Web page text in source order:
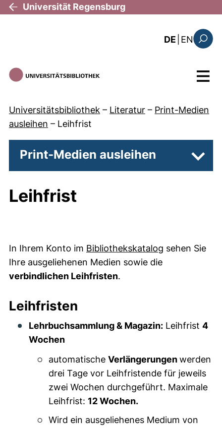
Direkt zum Inhalt
Universität Regensburg
DE EN: this
Menü
Universitätsbibliothek – Literatur – Print-Medien
ausleihen – Leihfrist
Print-Medien ausleihen
Leihfrist
In Ihrem Konto im Bibliothekskatalog (externer
sehen Sie
Ihre ausgeliehenen Medien sowie die
verbindlichen Leihfristen.
Leihfristen
Lehrbuchsammlung & Magazin: Leihfrist 4
Wochen
automatische Verlängerungenwerden
drei Tage vor Leihfristende für jeweils
zwei Wochen durchgeführt. Maximale
Leihfrist: 12 Wochen.
Wird ein ausgeliehenes Medium von